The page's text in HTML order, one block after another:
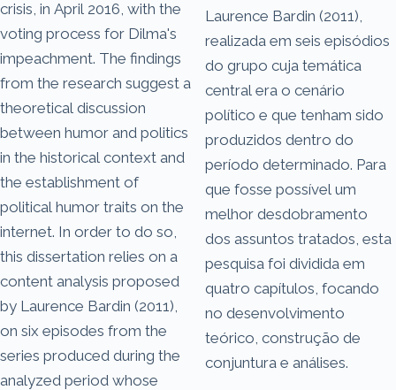
crisis, in April 2016, with the
voting process for Dilma's
impeachment. The findings
from the research suggest a
theoretical discussion
between humor and politics
in the historical context and
the establishment of
political humor traits on the
internet. In order to do so,
this dissertation relies on a
content analysis proposed
by Laurence Bardin (2011),
on six episodes from the
series produced during the
analyzed period whose
Laurence Bardin (2011),
realizada em seis episódios
do grupo cuja temática
central era o cenário
político e que tenham sido
produzidos dentro do
período determinado. Para
que fosse possível um
melhor desdobramento
dos assuntos tratados, esta
pesquisa foi dividida em
quatro capítulos, focando
no desenvolvimento
teórico, construção de
conjuntura e análises.